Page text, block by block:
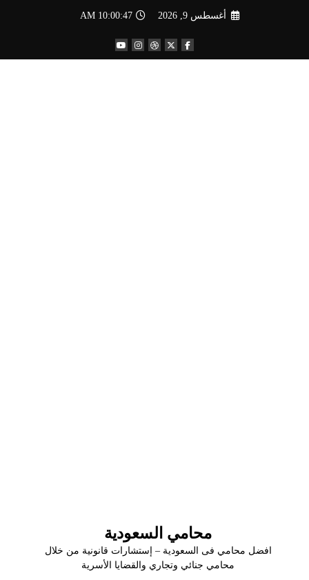
أغسطس 9, 2026 10:00:48 AM
محامي السعودية
افضل محامي فى السعودية – إستشارات قانونية من خلال
محامي جنائي وتجاري والقضايا الأسرية